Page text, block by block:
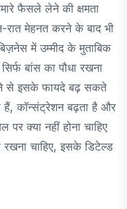
फैसले लेने की क्षमता
मेहनत करने के बाद भी
में उम्मीद के मुताबिक
बांस का पौधा रखना
से इसके फायदे बढ़ सकते
हैं, कॉन्संट्रेशन बढ़ता है और
क्या नहीं होना चाहिए
चाहिए, इसके डिटेल्ड